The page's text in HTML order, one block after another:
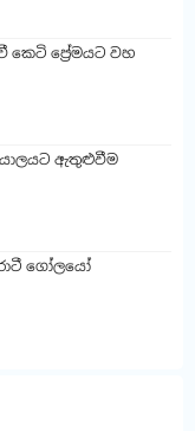
කෙටි ප්‍රේමයට වහ
ඇතුළුවීම
ගෝලයෝ